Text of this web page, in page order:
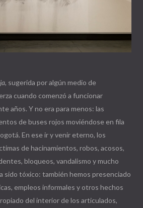
, sugerida por algún medio de
cuando comenzó a funcionar
años. Y no era para menos: las
de buses rojos moviéndose en fila
En ese ir y venir eterno, los
de hacinamientos, robos, acosos,
bloqueos, vandalismo y mucho
sido tóxico: también hemos presenciado
empleos informales y otros hechos
del interior de los articulados,